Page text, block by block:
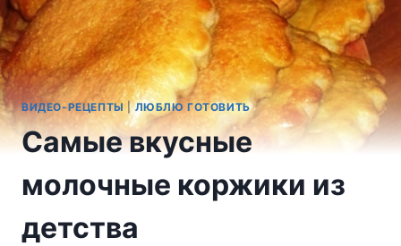
ВИДЕО-РЕЦЕПТЫ |ЛЮБЛЮ ГОТОВИТЬ
Самые вкусные
молочные коржики из
детства